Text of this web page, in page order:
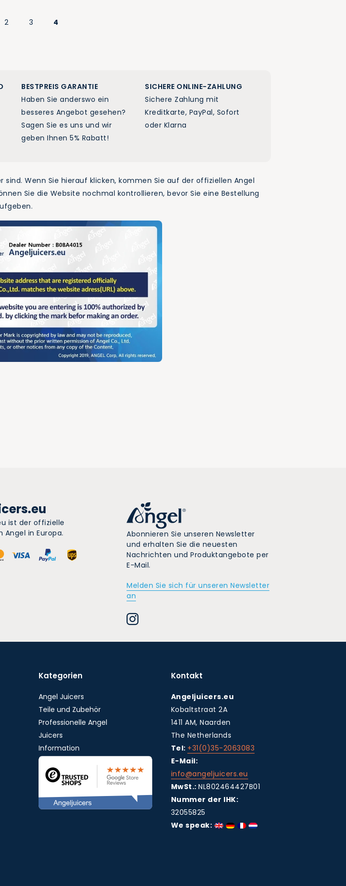
2 3 4
BESTPREIS GARANTIE
Haben Sie anderswo ein
besseres Angebot gesehen?
Sagen Sie es uns und wir
geben Ihnen 5% Rabatt!
SICHERE ONLINE-ZAHLUNG
Sichere Zahlung mit
Kreditkarte, PayPal, Sofort
oder Klarna
Wenn Sie hierauf klicken, kommen Sie auf der offiziellen Angel
Sie die Website nochmal kontrollieren, bevor Sie eine Bestellung
ist der offizielle
Angel in Europa.
Abonnieren Sie unseren Newsletter
und erhalten Sie die neuesten
Nachrichten und Produktangebote per
E-Mail.
Melden Sie sich für unseren Newsletter
an
Kategorien
Angel Juicers
Teile und Zubehör
Professionelle Angel
Juicers
Information
Kontakt
Angeljuicers.eu
Kobaltstraat 2A
1411 AM, Naarden
The Netherlands
Tel: +31(0)35-2063083
E-Mail:
info@angeljuicers.eu
MwSt.: NL802464427B01
Nummer der IHK:
32055825
We speak: